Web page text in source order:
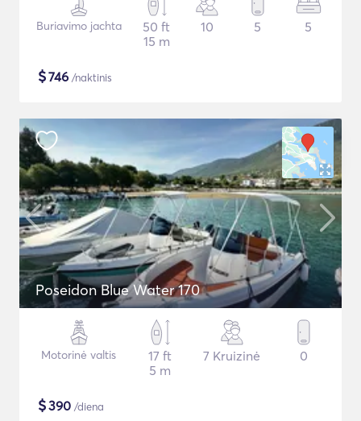
Buriavimo jachta
50 ft
15 m
10 5 5
$746 /naktinis
Poseidon Blue Water 170
Motorinė valtis
17 ft
5 m
7 Kruizinė 0
$390 /diena